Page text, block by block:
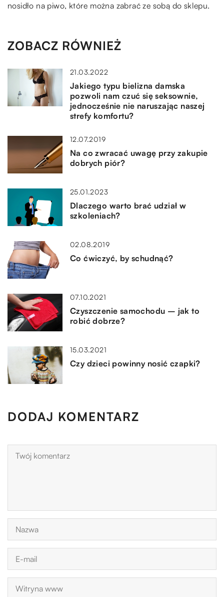
nosidło na piwo, które można zabrać ze sobą do sklepu.
ZOBACZ RÓWNIEŻ
21.03.2022
Jakiego typu bielizna damska
pozwoli nam czuć się seksownie,
jednocześnie nie naruszając naszej
strefy komfortu?
12.07.2019
Na co zwracać uwagę przy zakupie
dobrych piór?
25.01.2023
Dlaczego warto brać udział w
szkoleniach?
02.08.2019
Co ćwiczyć, by schudnąć?
07.10.2021
Czyszczenie samochodu – jak to
robić dobrze?
15.03.2021
Czy dzieci powinny nosić czapki?
DODAJ KOMENTARZ